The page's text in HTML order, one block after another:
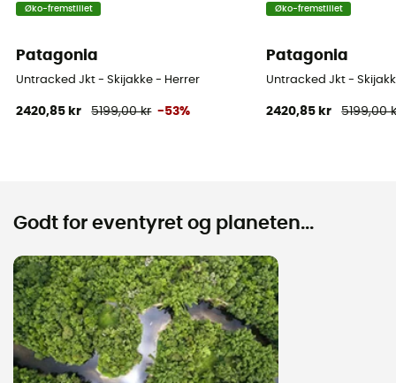
Øko-fremstillet
Patagonia
Untracked Jkt - Skijakke - Herrer
2420,85 kr 5199,00 kr -53%
Øko-fremstillet
Patagonia
Untracked Jkt -
2420,85 kr 5199,00
Godt for eventyret og planeten...